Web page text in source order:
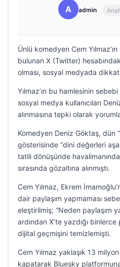
A admin
Ünlü komedyen Cem
bulunan X (Twitter)
olması, sosyal medyada
Yılmaz’ın bu hamlesinin
sosyal medya kullanıcıları
alınmasına tepki olarak
Komedyen Deniz Göktaş, dün
gösterisinde “dini değerleri
tatili dönüşünde
sırasında gözaltına alınmıştı.
Cem Yılmaz, Ekrem
dair paylaşım yapmaması
eleştirilmiş; “Neden paylaşım
ardından X’te yazdığı
dijital geçmişini temizlemişti.
Cem Yılmaz yaklaşık 13
kapatarak Bluesky